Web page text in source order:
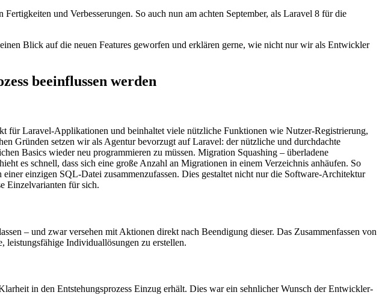
und Verbesserungen. So auch nun am achten September, als Laravel 8 für die
Blick auf die neuen Features geworfen und erklären gerne, wie nicht nur wir als Entwickler
beeinflussen werden
für Laravel-Applikationen und beinhaltet viele nützliche Funktionen wie Nutzer-Registrierung,
Gründen setzen wir als Agentur bevorzugt auf Laravel: der nützliche und durchdachte
Basics wieder neu programmieren zu müssen. Migration Squashing – überladene
es schnell, dass sich eine große Anzahl an Migrationen in einem Verzeichnis anhäufen. So
einzigen SQL-Datei zusammenzufassen. Dies gestaltet nicht nur die Software-Architektur
Einzelvarianten für sich.
– und zwar versehen mit Aktionen direkt nach Beendigung dieser. Das Zusammenfassen von
leistungsfähige Individuallösungen zu erstellen.
in den Entstehungsprozess Einzug erhält. Dies war ein sehnlicher Wunsch der Entwickler-